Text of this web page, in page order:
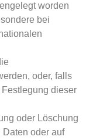
worden
bei
oder, falls
dieser
oder Löschung
oder auf